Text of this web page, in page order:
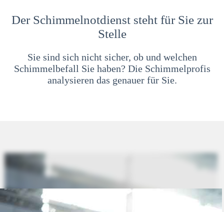
Der Schimmelnotdienst steht für Sie zur
Stelle
Sie sind sich nicht sicher, ob und welchen
Schimmelbefall Sie haben? Die Schimmelprofis
analysieren das genauer für Sie.